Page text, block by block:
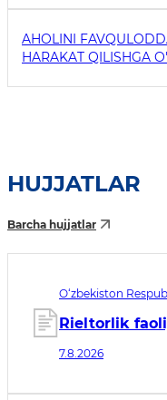
AHOLINI
HARAKAT QILISHGA
HUJJATLAR
Barcha hujjatlar
O‘zbekiston
Rieltorlik
7.8.2026